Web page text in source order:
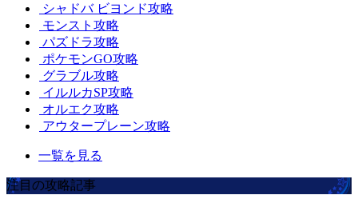
シャドバ ビヨンド攻略
モンスト攻略
パズドラ攻略
ポケモンGO攻略
グラブル攻略
イルルカSP攻略
オルエク攻略
アウタープレーン攻略
一覧を見る
注目の攻略記事